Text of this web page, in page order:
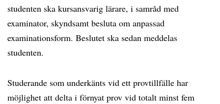
studenten ska kursansvarig lärare, i samråd med
examinator, skyndsamt besluta om anpassad
examinationsform. Beslutet ska sedan meddelas
studenten.
Studerande som underkänts vid ett provtillfälle har
möjlighet att delta i förnyat prov vid totalt minst fem